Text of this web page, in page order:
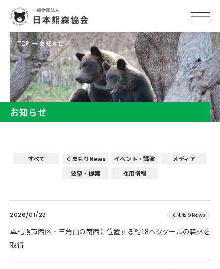
TOP お知らせ
お知らせ
すべて くまもりNews イベント・講演
メディア
要望・提案
採用情報
2026/01/23 くまもりNews
⛰️札幌市西区・三角山の南西に位置する約18ヘクタールの森林を
取得